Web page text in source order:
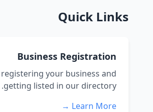
Quick Links
Business Registration
your business and
getting listed in our directory.
Learn More →